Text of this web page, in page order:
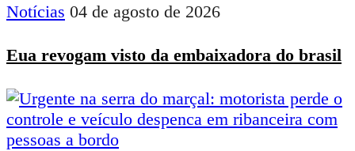
Notícias 04 de agosto de 2026
Eua revogam visto da embaixadora do brasil